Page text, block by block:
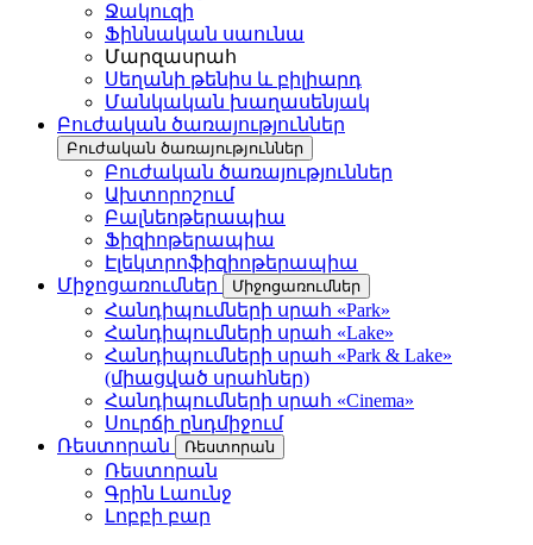
Ջակուզի
Ֆիննական սաունա
Մարզասրահ
Սեղանի թենիս և բիլիարդ
Մանկական խաղասենյակ
Բուժական ծառայություններ
Բուժական ծառայություններ
Բուժական ծառայություններ
Ախտորոշում
Բալնեոթերապիա
Ֆիզիոթերապիա
Էլեկտրոֆիզիոթերապիա
Միջոցառումներ
Միջոցառումներ
Հանդիպումների սրահ «Park»
Հանդիպումների սրահ «Lake»
Հանդիպումների սրահ «Park & Lake»
(միացված սրահներ)
Հանդիպումների սրահ «Cinema»
Սուրճի ընդմիջում
Ռեստորան
Ռեստորան
Ռեստորան
Գրին Լաունջ
Լոբբի բար